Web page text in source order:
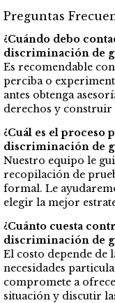
Preguntas
¿Cuándo debo
discriminación de
Es recomendable
perciba o
antes obtenga
derechos y construir
¿Cuál es el proceso
discriminación de
Nuestro equipo le
recopilación de
formal. Le
elegir la mejor
¿Cuánto cuesta
discriminación de
El costo depende de
necesidades
compromete a
situación y discutir